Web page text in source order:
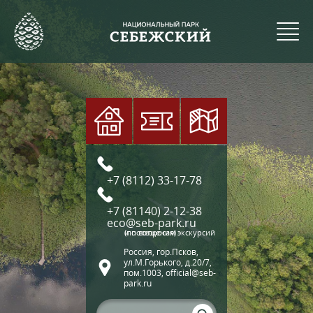
+7 (8112) 33-17-78
+7 (81140) 2-12-38
eco@seb-park.ru
(по вопросам экскурсий и посещения)
Россия, гор.Псков,
ул.М.Горького, д.20/7,
пом.1003, official@seb-
park.ru